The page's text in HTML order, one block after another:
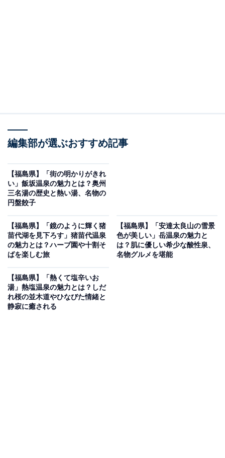
オールアバウトに還元されることがあります。
「会津芦ノ牧温泉」周辺には何がある？
会津芦ノ牧温泉の周辺には、歴史や大自然を満喫できる
スポットが数多く点在しています。大内宿や塔のへつ
り、鶴ヶ城、会津武家屋敷といった会津を代表する観光
温泉街の入り口には、いつでも無料で利用できる足湯ス
ペースがあります。高台から温泉街を一望しながら気軽
に良質な湯を楽しめる「芦ノ牧温泉かがやき公園」や、
旅人に素敵な出会いが訪れることを祈願して名付けられ
た「出会いの湯滝」など、散策の途中にぴったりな憩い
編集部が選ぶおすすめ記事
【福島県】「街の明かりがきれ
い」飯坂温泉の魅力とは？奥州
三名湯の歴史と熱い湯、名物の
円盤餃子
【福島県】「鏡のように輝く猪
苗代湖を見下ろす」猪苗代温泉
の魅力とは？ハーブ園や十割そ
ばを楽しむ旅
【福島県】「安達太良山の雪景
色が美しい」岳温泉の魅力と
は？肌に優しい希少な酸性泉、
名物グルメを堪能
【福島県】「熱くて塩辛いお
湯」熱塩温泉の魅力とは？しだ
れ桜の並木道やひなびた情緒と
静寂に癒される